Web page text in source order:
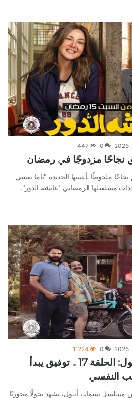
0
447
نجاحًا مزدوجًا في رمضان
ملحوظًا بأغنيتها الجديدة "ياما نفسي
مسلسلها الرمضاني "عايشة الدور".
0 1٬224
مسلسل نسمات أيلول: الحلقة 17 .. توفيق يبدأ
النفسي
مسلسل نسمات أيلول، نشهد تحولًا محوريًا